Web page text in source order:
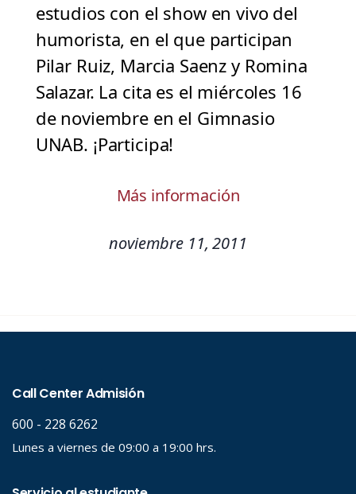
estudios con el show en vivo del
humorista, en el que participan
Pilar Ruiz, Marcia Saenz y Romina
Salazar. La cita es el miércoles 16
de noviembre en el Gimnasio
UNAB. ¡Participa!
Más información
noviembre 11, 2011